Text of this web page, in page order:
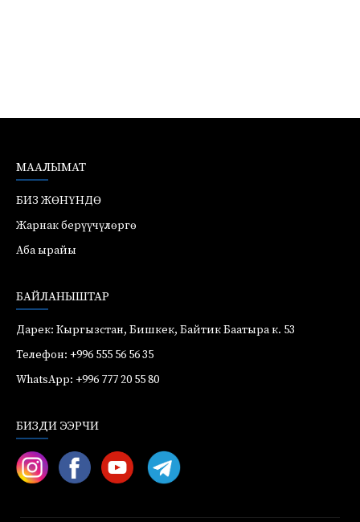
МААЛЫМАТ
БИЗ ЖӨНҮНДӨ
Жарнак берүүчүлөргө
Аба ырайы
БАЙЛАНЫШТАР
Дарек: Кыргызстан, Бишкек, Байтик Баатыра к. 53
Телефон: +996 555 56 56 35
WhatsApp: +996 777 20 55 80
БИЗДИ ЭЭРЧИ